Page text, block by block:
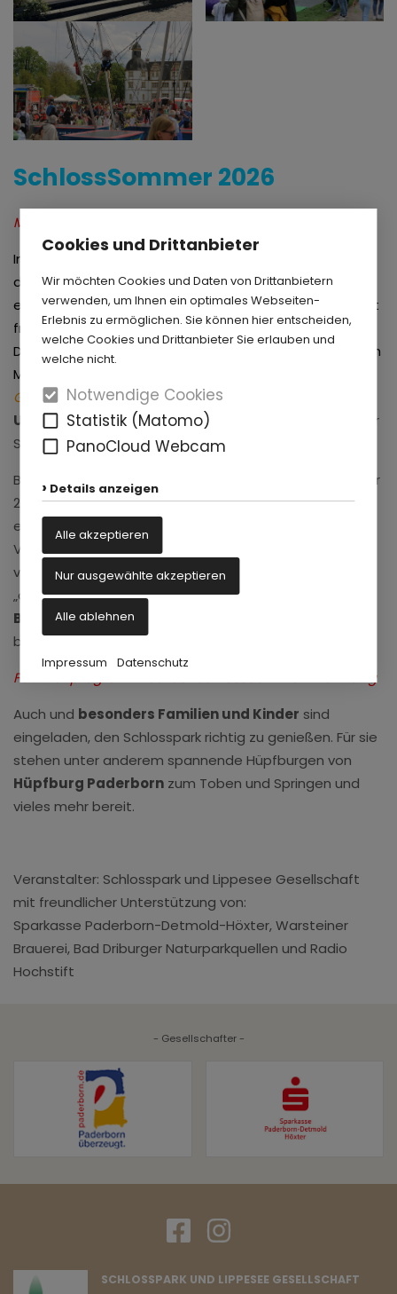
Cookies und Drittanbieter
Wir möchten Cookies und Daten von Drittanbietern
verwenden, um Ihnen ein optimales Webseiten-
Erlebnis zu ermöglichen. Sie können hier entscheiden,
welche Cookies und Drittanbieter Sie erlauben und
welche nicht.
Notwendige Cookies
Statistik (Matomo)
PanoCloud Webcam
Details anzeigen
Alle akzeptieren
Nur ausgewählte akzeptieren
Alle ablehnen
Impressum Datenschutz
SchlossSommer 2026
Mit dem SchlossSommer kommt auch das
Im Schloss- und Auenpark steht traditionell schon für
den 1. Mai Sommeranfang im Kalender, denn dann
eröffnet die Schlosspark und Lippesee Gesellschaft mit
freundlicher Unterstützung der Sparkasse Paderborn-
Detmold-Höxter in diesem Jahr
unter dem
Motto
Glück."ihren SchlossSommer, das
Unterhaltungs- und Kulturprogramm
im Neuhäuser
Schlosspark.
Bereits an diesem ersten Tag geht der SchlossSommer
2026 in die Vollen und lädt bis um 18 Uhr zum Verweilen
ein. Die Feuerwehr Schloß Neuhaus sowie viele weitere
Vereine und Institutionen stellen sich und ihre Projekte
vor. Rund um das Brunnentheater und im Bereich der
„alten Kommandatur“ kann man sich in
Biergärten und an zahlreichen Imbissständen
bestens verpflegen.
Familienprogramm bei der SchlossSommer-Eröffnung
Auch und besonders Familien und Kinder sind
eingeladen, den Schlosspark richtig zu genießen. Für sie
stehen unter anderem spannende Hüpfburgen von
Hüpfburg Paderborn zum Toben und Springen und
vieles mehr bereit.
Veranstalter: Schlosspark und Lippesee Gesellschaft
mit freundlicher Unterstützung von:
Sparkasse Paderborn-Detmold-Höxter, Warsteiner
Brauerei, Bad Driburger Naturparkquellen und Radio
Hochstift
- Gesellschafter -
SCHLOSSPARK UND LIPPESEE GESELLSCHAFT